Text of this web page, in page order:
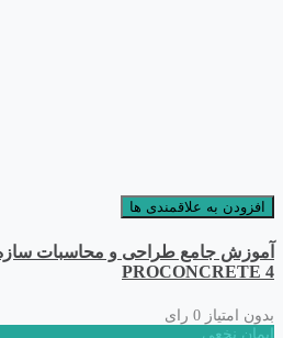
افزودن به علاقمندی ها
آموزش جامع طراحی و محاسبات
PROCONCRETE 4
بدون امتیاز 0 رای
ایمان نخعی